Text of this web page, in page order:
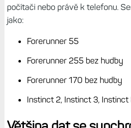
počítači nebo právě k telefonu.
jako:
Forerunner 55
Forerunner 255 bez hudby
Forerunner 170 bez hudby
Instinct 2, Instinct 3, Instinct